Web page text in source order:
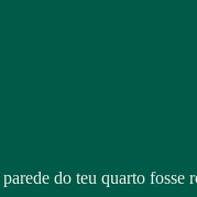
do teu quarto fosse